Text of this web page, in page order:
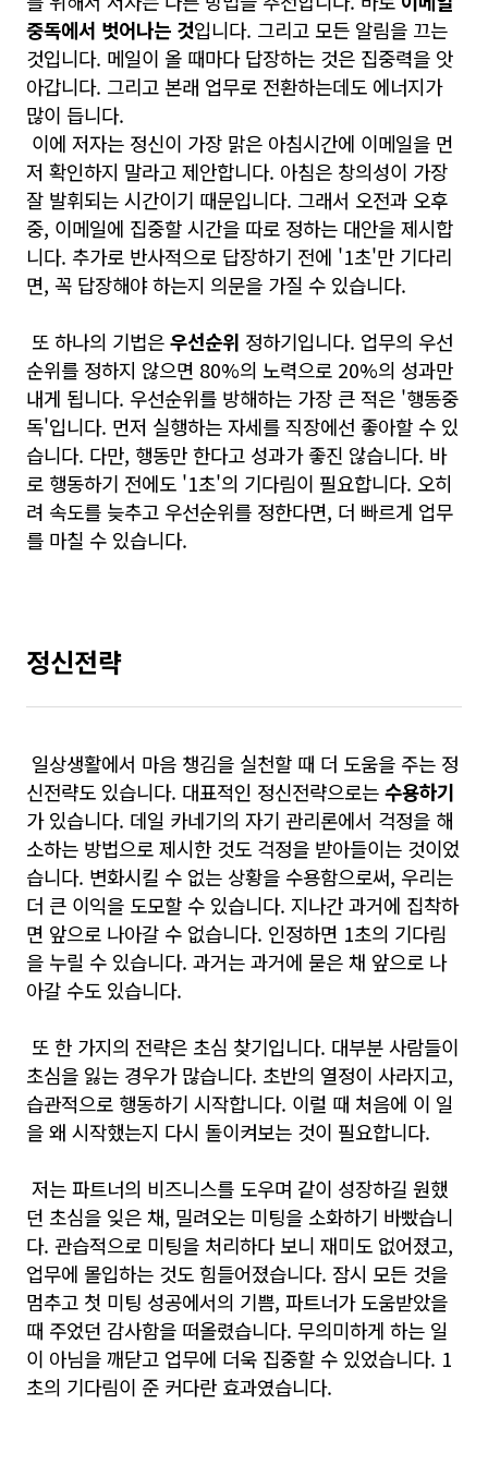
중독에서 벗어나는 것입니다. 그리고 모든 알림을 끄는
것입니다. 메일이 올 때마다 답장하는 것은 집중력을 앗
아갑니다. 그리고 본래 업무로 전환하는데도 에너지가
많이 듭니다.
이에 저자는 정신이 가장 맑은 아침시간에 이메일을 먼
저 확인하지 말라고 제안합니다. 아침은 창의성이 가장
잘 발휘되는 시간이기 때문입니다. 그래서 오전과 오후
중, 이메일에 집중할 시간을 따로 정하는 대안을 제시합
니다. 추가로 반사적으로 답장하기 전에 '1초'만 기다리
면, 꼭 답장해야 하는지 의문을 가질 수 있습니다.
또 하나의 기법은우선순위 정하기입니다. 업무의 우선
순위를 정하지 않으면 80%의 노력으로 20%의 성과만
내게 됩니다. 우선순위를 방해하는 가장 큰 적은 '행동중
독'입니다. 먼저 실행하는 자세를 직장에선 좋아할 수 있
습니다. 다만, 행동만 한다고 성과가 좋진 않습니다. 바
로 행동하기 전에도 '1초'의 기다림이 필요합니다. 오히
려 속도를 늦추고 우선순위를 정한다면, 더 빠르게 업무
를 마칠 수 있습니다.
정신전략
일상생활에서 마음 챙김을 실천할 때 더 도움을 주는 정
신전략도 있습니다. 대표적인 정신전략으로는수용하기
가 있습니다. 데일 카네기의 자기 관리론에서 걱정을 해
소하는 방법으로 제시한 것도 걱정을 받아들이는 것이었
습니다. 변화시킬 수 없는 상황을 수용함으로써, 우리는
더 큰 이익을 도모할 수 있습니다. 지나간 과거에 집착하
면 앞으로 나아갈 수 없습니다. 인정하면 1초의 기다림
을 누릴 수 있습니다. 과거는 과거에 묻은 채 앞으로 나
아갈 수도 있습니다.
또 한 가지의 전략은 초심 찾기입니다. 대부분 사람들이
초심을 잃는 경우가 많습니다. 초반의 열정이 사라지고,
습관적으로 행동하기 시작합니다. 이럴 때 처음에 이 일
을 왜 시작했는지 다시 돌이켜보는 것이 필요합니다.
저는 파트너의 비즈니스를 도우며 같이 성장하길 원했
던 초심을 잊은 채, 밀려오는 미팅을 소화하기 바빴습니
다. 관습적으로 미팅을 처리하다 보니 재미도 없어졌고,
업무에 몰입하는 것도 힘들어졌습니다. 잠시 모든 것을
멈추고 첫 미팅 성공에서의 기쁨, 파트너가 도움받았을
때 주었던 감사함을 떠올렸습니다. 무의미하게 하는 일
이 아님을 깨닫고 업무에 더욱 집중할 수 있었습니다. 1
초의 기다림이 준 커다란 효과였습니다.